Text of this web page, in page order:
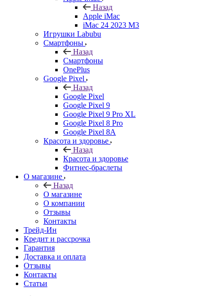
Назад
Apple iMac
iMac 24 2023 M3
Игрушки Labubu
Смартфоны
Назад
Смартфоны
OnePlus
Google Pixel
Назад
Google Pixel
Google Pixel 9
Google Pixel 9 Pro XL
Google Pixel 8 Pro
Google Pixel 8A
Красота и здоровье
Назад
Красота и здоровье
Фитнес-браслеты
О магазине
Назад
О магазине
О компании
Отзывы
Контакты
Трейд-Ин
Кредит и рассрочка
Гарантия
Доставка и оплата
Отзывы
Контакты
Статьи